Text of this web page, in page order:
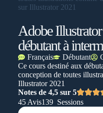
Adobe
débutant à
Français Débutant
Ce cours destiné aux
conception de toutes
Illustrator 2021
Notes de 4,5 sur 5
45 Avis139 Sessions